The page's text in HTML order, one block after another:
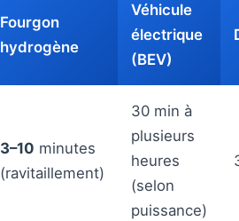
Fourgon
hydrogène
Véhicule
électrique
(BEV)
3–10 minutes
(ravitaillement)
30 min à
plusieurs
heures
(selon
puissance)